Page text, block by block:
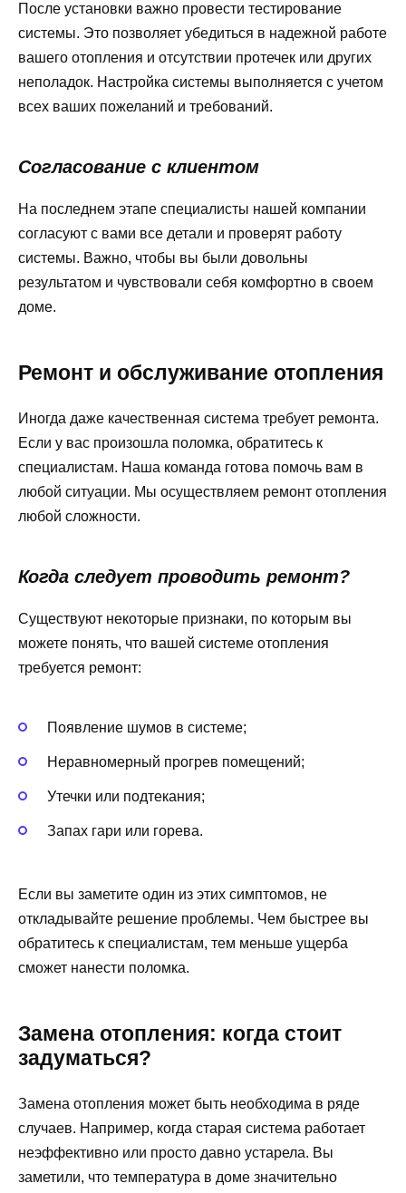
После установки важно провести тестирование
системы. Это позволяет убедиться в надежной работе
вашего отопления и отсутствии протечек или других
неполадок. Настройка системы выполняется с учетом
всех ваших пожеланий и требований.
Согласование с клиентом
На последнем этапе специалисты нашей компании
согласуют с вами все детали и проверят работу
системы. Важно, чтобы вы были довольны
результатом и чувствовали себя комфортно в своем
доме.
Ремонт и обслуживание отопления
Иногда даже качественная система требует ремонта.
Если у вас произошла поломка, обратитесь к
специалистам. Наша команда готова помочь вам в
любой ситуации. Мы осуществляем ремонт отопления
любой сложности.
Когда следует проводить ремонт?
Существуют некоторые признаки, по которым вы
можете понять, что вашей системе отопления
требуется ремонт:
Появление шумов в системе;
Неравномерный прогрев помещений;
Утечки или подтекания;
Запах гари или горева.
Если вы заметите один из этих симптомов, не
откладывайте решение проблемы. Чем быстрее вы
обратитесь к специалистам, тем меньше ущерба
сможет нанести поломка.
Замена отопления: когда стоит
задуматься?
Замена отопления может быть необходима в ряде
случаев. Например, когда старая система работает
неэффективно или просто давно устарела. Вы
заметили, что температура в доме значительно